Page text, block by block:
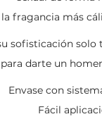
la fragancia más
sofisticación
darte un
Envase con
Fácil